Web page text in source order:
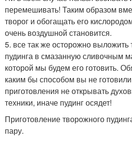
перемешивать! Таким образом
творог и обогащать его
очень воздушной становится.
5. все так же осторожно выложить
пудинга в смазанную сливочным
которой мы будем его готовить.
каким бы способом вы не
приготовления не открывать
техники, иначе пудинг осядет!
Приготовление творожного
пару.